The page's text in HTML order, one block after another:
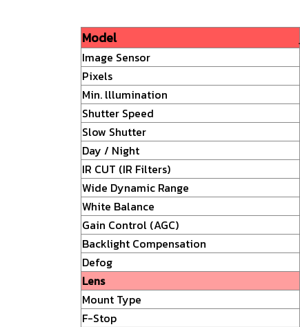
Model
Image Sensor
Pixels
Min. lllumination
Shutter Speed
Slow Shutter
Day / Night
IR CUT (IR Filters)
Wide Dynamic Range
White Balance
Gain Control (AGC)
Backlight Compensation
Defog
Lens
Mount Type
F-Stop